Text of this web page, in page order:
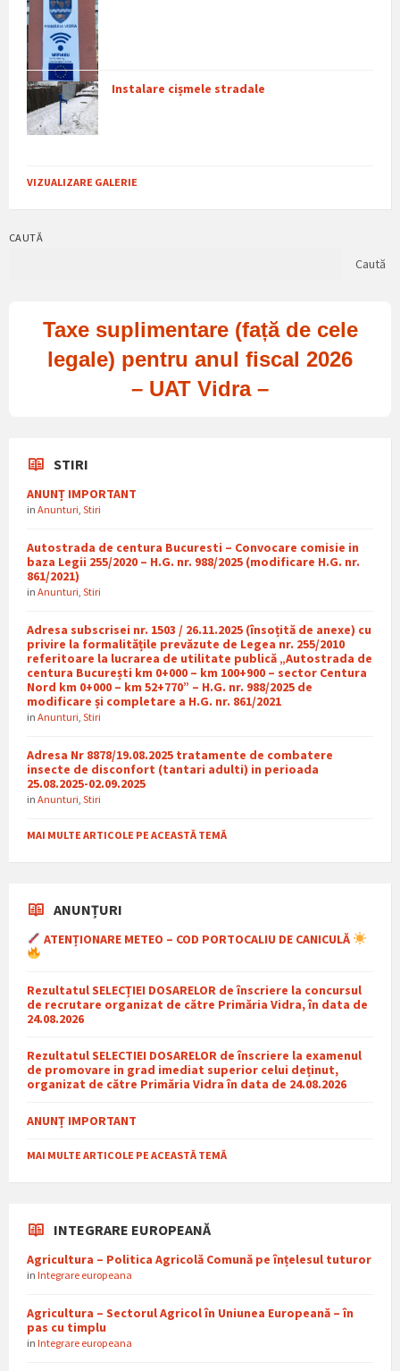
Instalare cișmele stradale
VIZUALIZARE GALERIE
CAUTĂ
Caută
Taxe suplimentare (față de cele
legale) pentru anul fiscal 2026
– UAT Vidra –
STIRI
ANUNȚ IMPORTANT
in Anunturi Stiri
Autostrada de centura Bucuresti – Convocare comisie in
baza Legii 255/2020 – H.G. nr. 988/2025 (modificare H.G. nr.
861/2021)
in Anunturi Stiri
Adresa subscrisei nr. 1503 / 26.11.2025 (însoțită de anexe) cu
privire la formalitățile prevăzute de Legea nr. 255/2010
referitoare la lucrarea de utilitate publică „Autostrada de
centura București km 0+000 – km 100+900 – sector Centura
Nord km 0+000 – km 52+770” – H.G. nr. 988/2025 de
modificare și completare a H.G. nr. 861/2021
in Anunturi Stiri
Adresa Nr 8878/19.08.2025 tratamente de combatere
insecte de disconfort (tantari adulti) in perioada
25.08.2025-02.09.2025
in Anunturi Stiri
MAI MULTE ARTICOLE PE ACEASTĂ TEMĂ
ANUNȚURI
ATENȚIONARE METEO – COD PORTOCALIU DE CANICULĂ
Rezultatul SELECȚIEI DOSARELOR de înscriere la concursul
de recrutare organizat de către Primăria Vidra, în data de
24.08.2026
Rezultatul SELECTIEI DOSARELOR de înscriere la examenul
de promovare in grad imediat superior celui deținut,
organizat de către Primăria Vidra în data de 24.08.2026
ANUNȚ IMPORTANT
MAI MULTE ARTICOLE PE ACEASTĂ TEMĂ
INTEGRARE EUROPEANĂ
Agricultura – Politica Agricolă Comună pe înțelesul tuturor
in Integrare europeana
Agricultura – Sectorul Agricol în Uniunea Europeană – în
pas cu timplu
in Integrare europeana